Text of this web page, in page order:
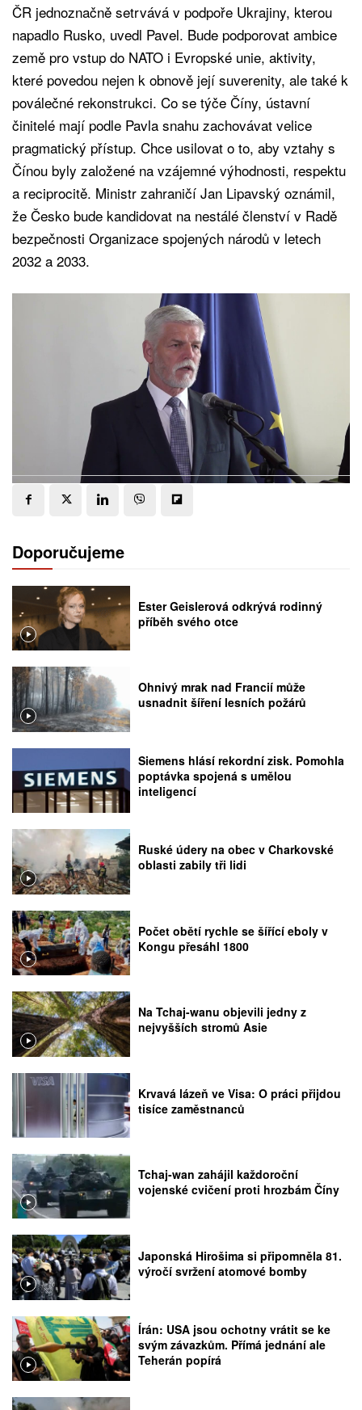
ČR jednoznačně setrvává v podpoře Ukrajiny, kterou
napadlo Rusko, uvedl Pavel. Bude podporovat ambice
země pro vstup do NATO i Evropské unie, aktivity,
které povedou nejen k obnově její suverenity, ale také k
poválečné rekonstrukci. Co se týče Číny, ústavní
činitelé mají podle Pavla snahu zachovávat velice
pragmatický přístup. Chce usilovat o to, aby vztahy s
Čínou byly založené na vzájemné výhodnosti, respektu
a reciprocitě. Ministr zahraničí Jan Lipavský oznámil,
že Česko bude kandidovat na nestálé členství v Radě
bezpečnosti Organizace spojených národů v letech
2032 a 2033.
Doporučujeme
Ester Geislerová odkrývá rodinný
příběh svého otce
Ohnivý mrak nad Francií může
usnadnit šíření lesních požárů
Siemens hlásí rekordní zisk. Pomohla
poptávka spojená s umělou
inteligencí
Ruské údery na obec v Charkovské
oblasti zabily tři lidi
Počet obětí rychle se šířící eboly v
Kongu přesáhl 1800
Na Tchaj-wanu objevili jedny z
nejvyšších stromů Asie
Krvavá lázeň ve Visa: O práci přijdou
tisíce zaměstnanců
Tchaj-wan zahájil každoroční
vojenské cvičení proti hrozbám Číny
Japonská Hirošima si připomněla 81.
výročí svržení atomové bomby
Írán: USA jsou ochotny vrátit se ke
svým závazkům. Přímá jednání ale
Teherán popírá